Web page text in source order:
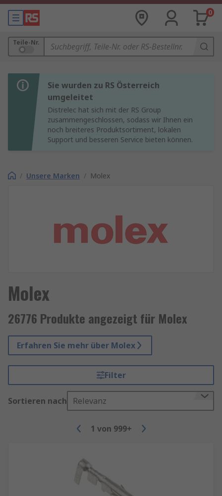
0
Teile-Nr.
Sie wurden zu RS Österreich
umgeleitet
Distrelec hat sich mit der RS Group
zusammengeschlossen, sodass wir Ihnen ein
noch breiteres Produktsortiment, lokalen
Support und besseren Service bieten können.
/ Unsere Marken / Molex
Molex
26776 Produkte angezeigt für Molex
Erfahren Sie mehr über Molex
Filter
Sortieren nach Relevanz
1 von 999+